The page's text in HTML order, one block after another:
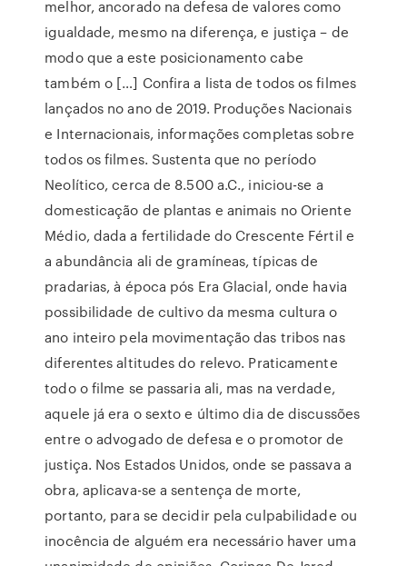
melhor, ancorado na defesa de valores como
igualdade, mesmo na diferença, e justiça – de
modo que a este posicionamento cabe
também o […] Confira a lista de todos os filmes
lançados no ano de 2019. Produções Nacionais
e Internacionais, informações completas sobre
todos os filmes. Sustenta que no período
Neolítico, cerca de 8.500 a.C., iniciou-se a
domesticação de plantas e animais no Oriente
Médio, dada a fertilidade do Crescente Fértil e
a abundância ali de gramíneas, típicas de
pradarias, à época pós Era Glacial, onde havia
possibilidade de cultivo da mesma cultura o
ano inteiro pela movimentação das tribos nas
diferentes altitudes do relevo. Praticamente
todo o filme se passaria ali, mas na verdade,
aquele já era o sexto e último dia de discussões
entre o advogado de defesa e o promotor de
justiça. Nos Estados Unidos, onde se passava a
obra, aplicava-se a sentença de morte,
portanto, para se decidir pela culpabilidade ou
inocência de alguém era necessário haver uma